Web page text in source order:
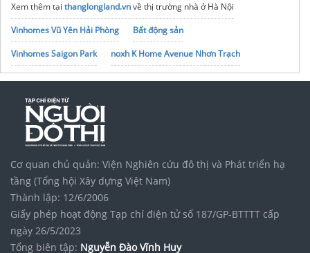
Xem thêm tại thanglongland.vnvề thị trường nhà ở Hà Nội
Vinhomes Vũ Yên Hải Phòng
Bất động sản
Vinhomes Saigon Park
noxh K Home Avenue Nhơn Trạch
Tập đoàn Bcons Group
Tin đăngviệc làm cà mautại Vieclam24h
Cơ quan chủ quản: Viện Nghiên cứu đô thị và Phát triển hạ
tầng (Tổng hội Xây dựng Việt Nam)
Thành lập: 12/6/2006
Giấy phép hoạt động Tạp chí điện tử số 187/GP-BTTTT cấp
ngày 26/5/2023
Tổng biên tập: Nguyễn Đào Vĩnh Huy